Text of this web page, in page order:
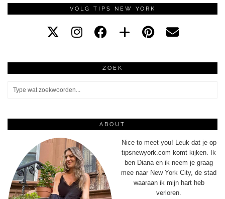
VOLG TIPS NEW YORK
ZOEK
ABOUT
Nice to meet you! Leuk dat je op
tipsnewyork.com komt kijken. Ik
ben Diana en ik neem je graag
mee naar New York City, de stad
waaraan ik mijn hart heb
verloren.